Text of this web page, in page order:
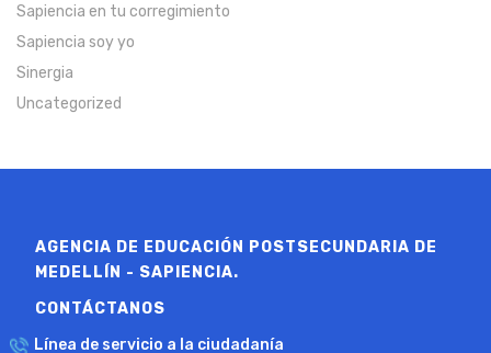
Sapiencia en tu corregimiento
Sapiencia soy yo
Sinergia
Uncategorized
AGENCIA DE EDUCACIÓN POSTSECUNDARIA DE
MEDELLÍN - SAPIENCIA.
CONTÁCTANOS
Línea de servicio a la ciudadanía